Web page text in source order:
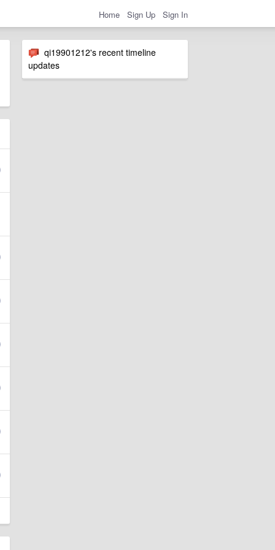
Home Sign Up Sign In
qi19901212's recent timeline
updates